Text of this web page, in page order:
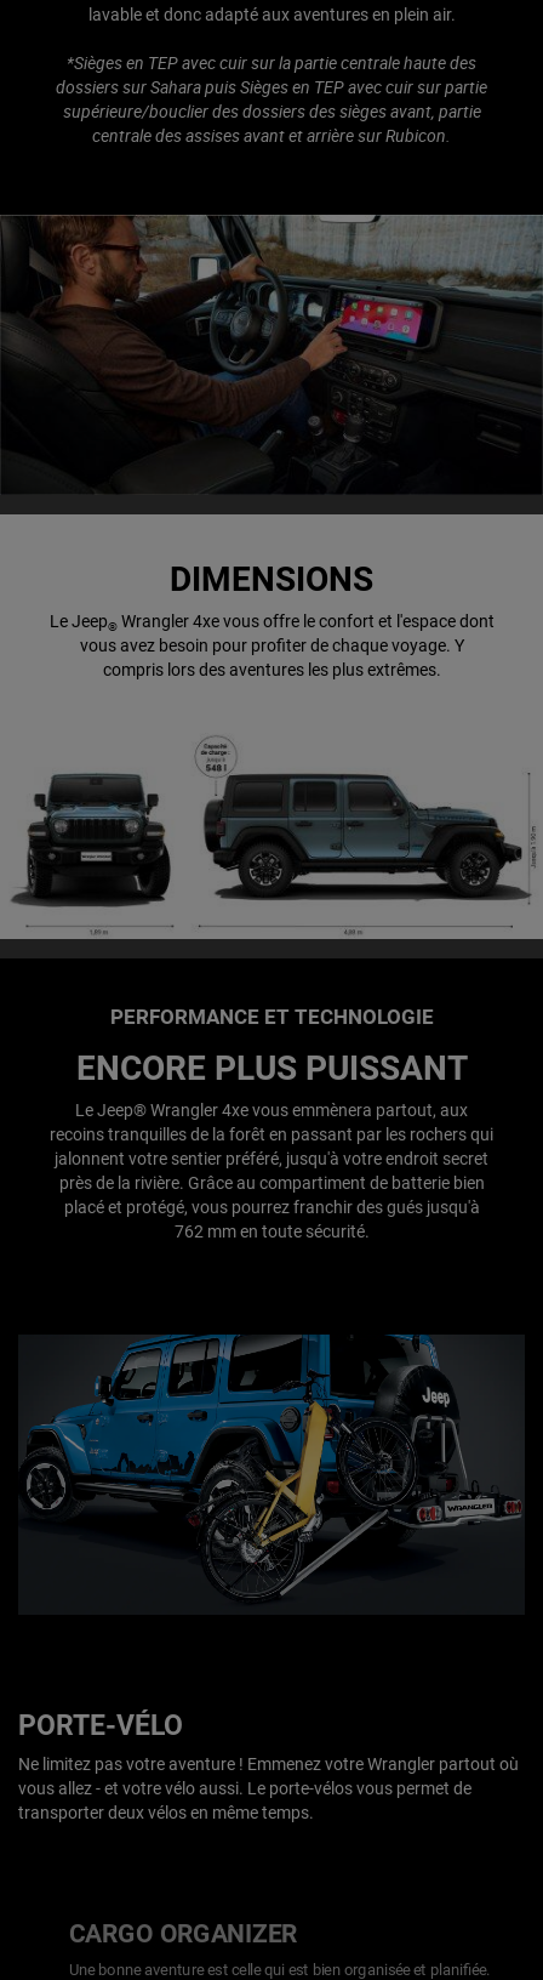
lavable et donc adapté aux aventures en plein air.
*Sièges en TEP avec cuir sur la partie centrale haute des
dossiers sur Sahara puis Sièges en TEP avec cuir sur partie
supérieure/bouclier des dossiers des sièges avant, partie
centrale des assises avant et arrière sur Rubicon.
DIMENSIONS
Le Jeep®Wrangler 4xe vous offre le confort et l'espace dont
vous avez besoin pour profiter de chaque voyage. Y
compris lors des aventures les plus extrêmes.
PERFORMANCE ET TECHNOLOGIE
ENCORE PLUS PUISSANT
Le Jeep® Wrangler 4xe vous emmènera partout, aux
recoins tranquilles de la forêt en passant par les rochers qui
jalonnent votre sentier préféré, jusqu'à votre endroit secret
près de la rivière. Grâce au compartiment de batterie bien
placé et protégé, vous pourrez franchir des gués jusqu'à
762 mm en toute sécurité.
PORTE-VÉLO
Ne limitez pas votre aventure ! Emmenez votre Wrangler partout où
vous allez - et votre vélo aussi. Le porte-vélos vous permet de
transporter deux vélos en même temps.
CARGO ORGANIZER
Une bonne aventure est celle qui est bien organisée et planifiée.